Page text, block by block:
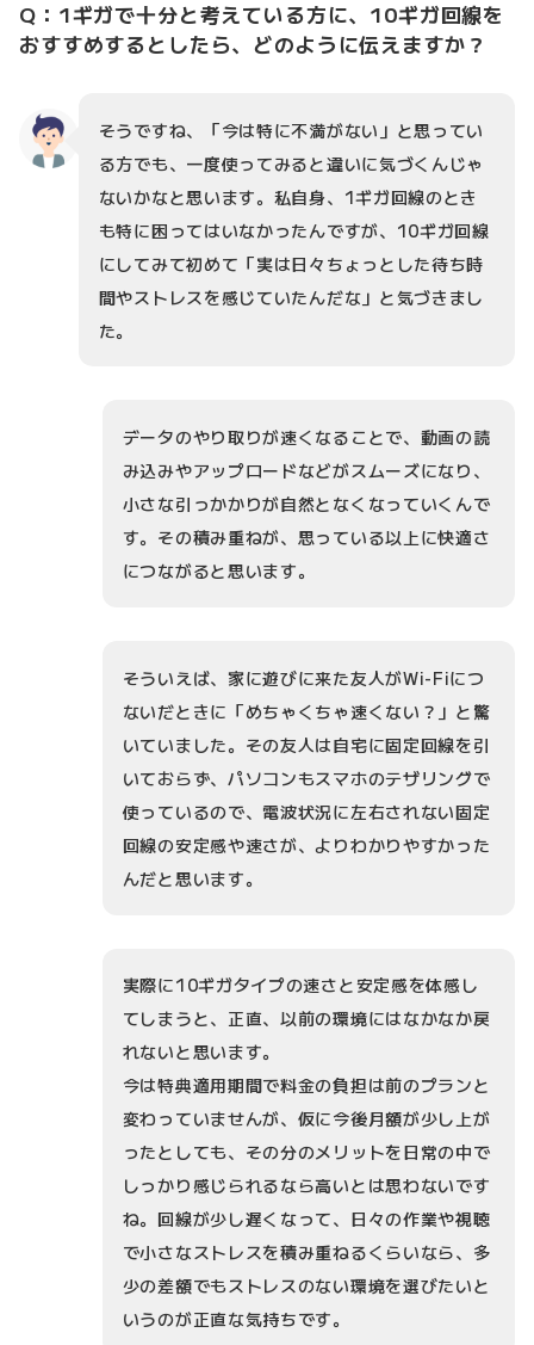
Q：1ギガで十分と考えている方に、10ギガ回線を
おすすめするとしたら、どのように伝えますか？
そうですね、「今は特に不満がない」と思ってい
る方でも、一度使ってみると違いに気づくんじゃ
ないかなと思います。私自身、1ギガ回線のとき
も特に困ってはいなかったんですが、10ギガ回線
にしてみて初めて「実は日々ちょっとした待ち時
間やストレスを感じていたんだな」と気づきまし
た。
データのやり取りが速くなることで、動画の読
み込みやアップロードなどがスムーズになり、
小さな引っかかりが自然となくなっていくんで
す。その積み重ねが、思っている以上に快適さ
につながると思います。
そういえば、家に遊びに来た友人がWi-Fiにつ
ないだときに「めちゃくちゃ速くない？」と驚
いていました。その友人は自宅に固定回線を引
いておらず、パソコンもスマホのテザリングで
使っているので、電波状況に左右されない固定
回線の安定感や速さが、よりわかりやすかった
んだと思います。
実際に10ギガタイプの速さと安定感を体感し
てしまうと、正直、以前の環境にはなかなか戻
れないと思います。
今は特典適用期間で料金の負担は前のプランと
変わっていませんが、仮に今後月額が少し上が
ったとしても、その分のメリットを日常の中で
しっかり感じられるなら高いとは思わないです
ね。回線が少し遅くなって、日々の作業や視聴
で小さなストレスを積み重ねるくらいなら、多
少の差額でもストレスのない環境を選びたいと
いうのが正直な気持ちです。